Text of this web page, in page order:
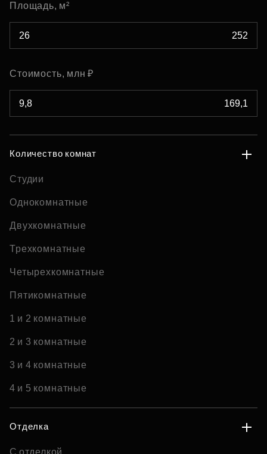
Площадь, м²
Стоимость, млн ₽
Количество комнат
Студии
Однокомнатные
Двухкомнатные
Трехкомнатные
Четырехкомнатные
Пятикомнатные
1 и 2 комнатные
2 и 3 комнатные
3 и 4 комнатные
4 и 5 комнатные
Отделка
С отделкой